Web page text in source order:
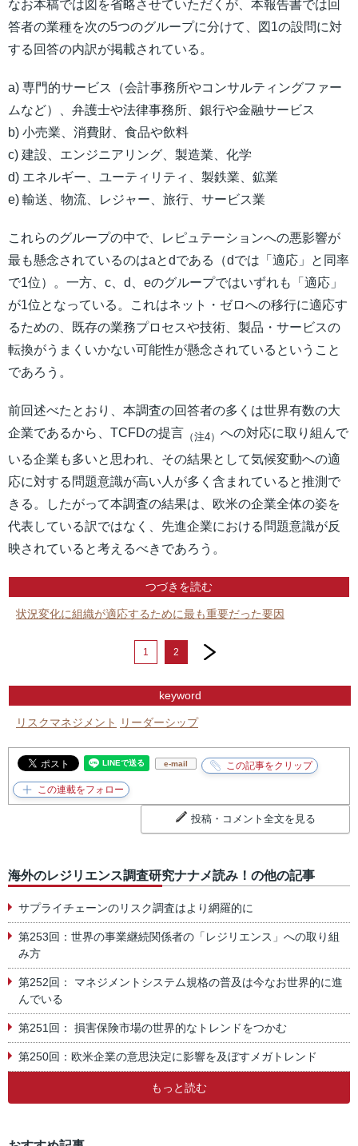
なお本稿では図を省略させていただくが、本報告書では回
答者の業種を次の5つのグループに分けて、図1の設問に対
する回答の内訳が掲載されている。
a) 専門的サービス（会計事務所やコンサルティングファー
ムなど）、弁護士や法律事務所、銀行や金融サービス
b) 小売業、消費財、食品や飲料
c) 建設、エンジニアリング、製造業、化学
d) エネルギー、ユーティリティ、製鉄業、鉱業
e) 輸送、物流、レジャー、旅行、サービス業
これらのグループの中で、レピュテーションへの悪影響が
最も懸念されているのはaとdである（dでは「適応」と同率
で1位）。一方、c、d、eのグループではいずれも「適応」
が1位となっている。これはネット・ゼロへの移行に適応す
るための、既存の業務プロセスや技術、製品・サービスの
転換がうまくいかない可能性が懸念されているということ
であろう。
前回述べたとおり、本調査の回答者の多くは世界有数の大
企業であるから、TCFDの提言 （注4） への対応に取り組んで
いる企業も多いと思われ、その結果として気候変動への適
応に対する問題意識が高い人が多く含まれていると推測で
きる。したがって本調査の結果は、欧米の企業全体の姿を
代表している訳ではなく、先進企業における問題意識が反
映されていると考えるべきであろう。
つづきを読む
状況変化に組織が適応するために最も重要だった要因
1 2
next
keyword
リスクマネジメント リーダーシップ
e-mail
投稿・コメント全文を見る
海外のレジリエンス調査研究ナナメ読み！の他の記事
サプライチェーンのリスク調査はより網羅的に
第253回：世界の事業継続関係者の「レジリエンス」への取り組
み方
第252回： マネジメントシステム規格の普及は今なお世界的に進
んでいる
第251回： 損害保険市場の世界的なトレンドをつかむ
第250回：欧米企業の意思決定に影響を及ぼすメガトレンド
もっと読む